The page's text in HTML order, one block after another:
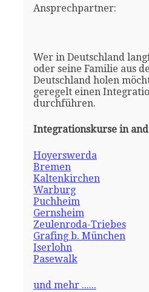
Ansprechpartner:
Wer in Deutschland
oder seine Familie aus
Deutschland holen
geregelt einen
durchführen.
Integrationskurse in
Hoyerswerda
Bremen
Kaltenkirchen
Warburg
Puchheim
Gernsheim
Zeulenroda-Triebes
Grafing b. München
Iserlohn
Pasewalk
und mehr ......